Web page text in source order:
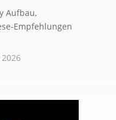
Aufbau,
Empfehlungen